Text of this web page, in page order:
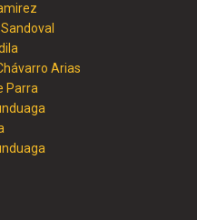
Arias
Parra